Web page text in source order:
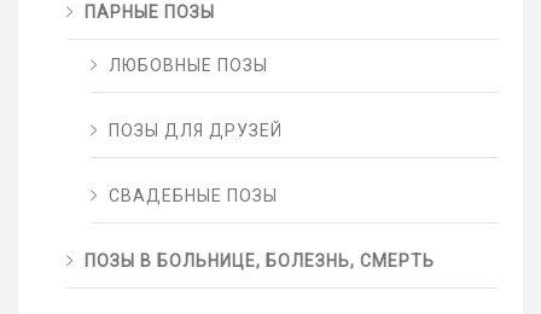
ПАРНЫЕ ПОЗЫ
ЛЮБОВНЫЕ ПОЗЫ
ПОЗЫ ДЛЯ ДРУЗЕЙ
СВАДЕБНЫЕ ПОЗЫ
ПОЗЫ В БОЛЬНИЦЕ, БОЛЕЗНЬ, СМЕРТЬ